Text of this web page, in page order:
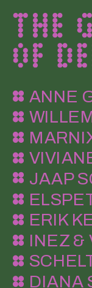
ANNE
JAAP
ERIK
INEZ &
DIANA